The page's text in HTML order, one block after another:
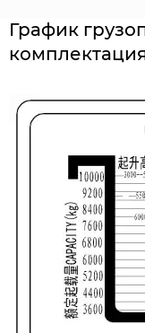
График